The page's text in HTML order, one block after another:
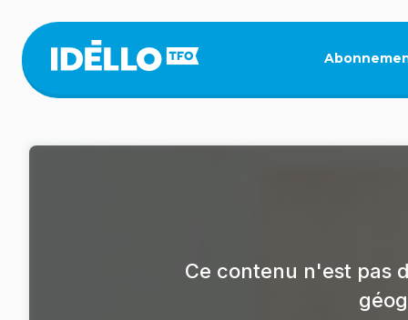
contenu
principal
Ce contenu n'est pas